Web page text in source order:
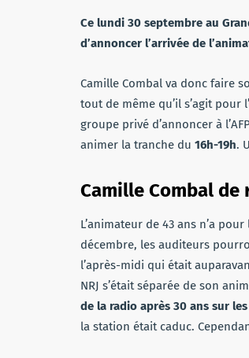
Ce lundi 30 septembre au
d’annoncer l’arrivée de
Camille Combal va donc faire
tout de même qu’il s’agit pour
groupe privé d’annoncer à
animer la tranche du 16h-19h.
Camille Combal de
L’animateur de 43 ans n’a
décembre, les auditeurs
l’après-midi qui était
NRJ s’était séparée de son
de la radio après 30 ans sur
la station était caduc.